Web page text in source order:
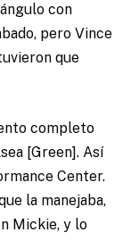
con
pero Vince
que
completo
[Green]. Así
Center.
la manejaba,
Mickie, y lo